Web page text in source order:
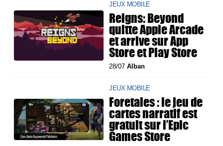
JEUX MOBILE
Reigns: Beyond
quitte Apple Arcade
et arrive sur App
Store et Play Store
28/07Alban
JEUX MOBILE
Foretales : le jeu de
cartes narratif est
gratuit sur l’Epic
Games Store